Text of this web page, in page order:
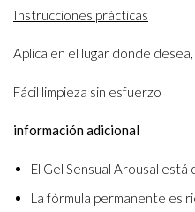
Instrucciones prácticas
Aplica en el lugar donde
Fácil limpieza sin esfuerzo
información adicional
El Gel Sensual Arousal
La fórmula permanente es